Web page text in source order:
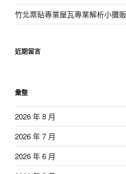
竹北票貼專業屋瓦專業解析小攤
近期留言
彙整
2026 年 8 月
2026 年 7 月
2026 年 6 月